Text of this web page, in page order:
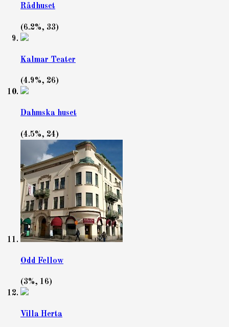
Rådhuset
(6.2%, 33)
Kalmar Teater
(4.9%, 26)
Dahmska huset
(4.5%, 24)
Odd Fellow
(3%, 16)
Villa Herta